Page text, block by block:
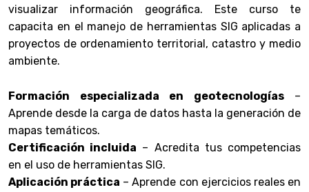
visualizar información geográfica. Este curso te
capacita en el manejo de herramientas SIG aplicadas a
proyectos de ordenamiento territorial, catastro y medio
ambiente.
Formación especializada en geotecnologías–
Aprende desde la carga de datos hasta la generación de
mapas temáticos.
Certificación incluida – Acredita tus competencias
en el uso de herramientas SIG.
Aplicación práctica – Aprende con ejercicios reales en